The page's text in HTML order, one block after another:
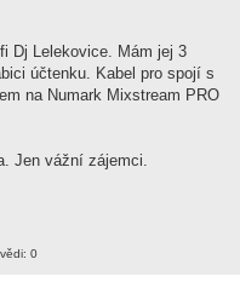
Dj Lelekovice. Mám jej 3
účtenku. Kabel pro spojí s
na Numark Mixstream PRO
Jen vážní zájemci.
0